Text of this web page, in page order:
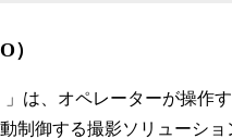
）
は、オペレーターが操作
制御する撮影ソリューショ